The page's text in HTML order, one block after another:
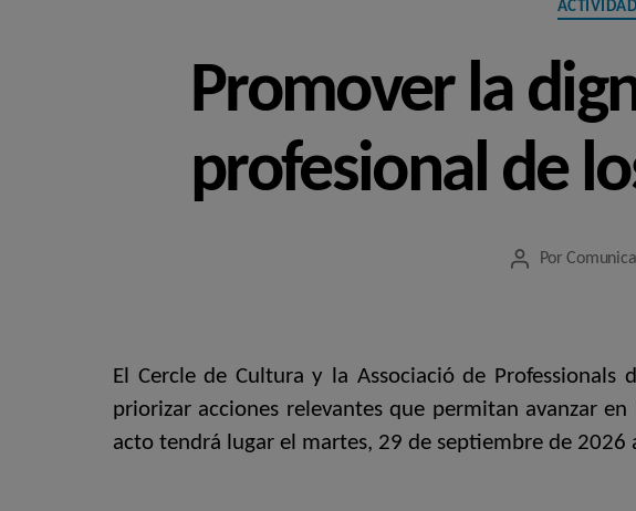
Promover la
profesional de
AutorPor
El Cercle de Cultura y la Associació de
priorizar acciones relevantes que permitan avanzar
acto tendrá lugar el martes, 29 de septiembre de 2026